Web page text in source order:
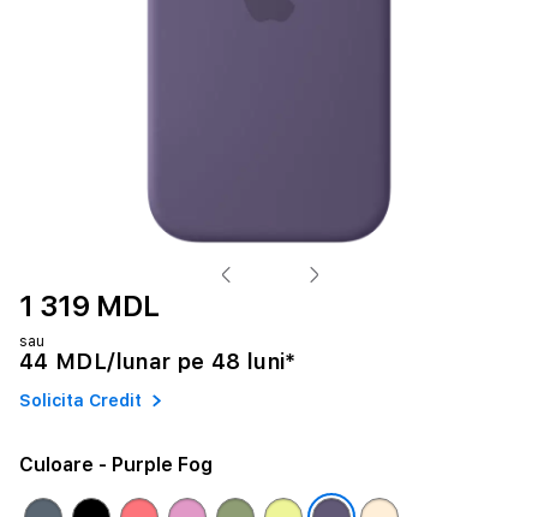
1 319 MDL
sau
44 MDL/lunar pe 48 luni*
Solicita Credit
Culoare - Purple Fog